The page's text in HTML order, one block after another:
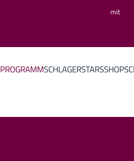
mit
PROGRAMMSCHLAGERSTARSSHOP